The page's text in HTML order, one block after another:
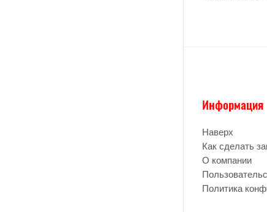
Информация
Наверх
Как сделать
О компании
Политика